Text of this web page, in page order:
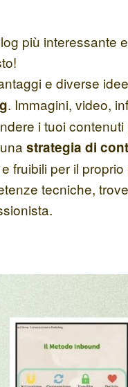
più interessante
e diverse
. Immagini, video,
i tuoi
strategia di
fruibili per il
tecniche,